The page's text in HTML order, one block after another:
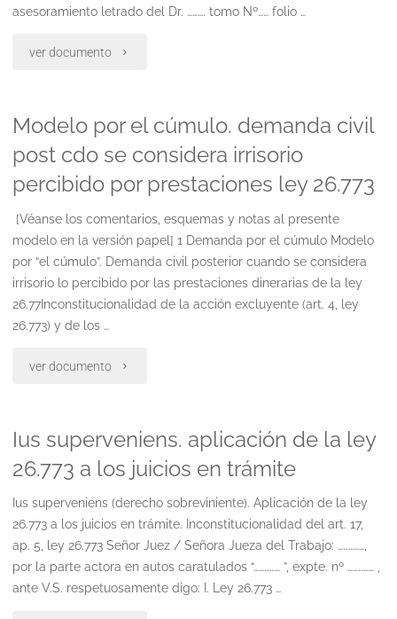
asesoramiento letrado del Dr. ………. tomo Nº…… folio …
ver documento "Pacto
distribucion
de
los
bienes,
una
vez
convivencial
(modelo
i)"
Modelo por el cúmulo. demanda civil
post cdo se considera irrisorio
percibido por prestaciones ley 26.773
[Véanse los comentarios, esquemas y notas al presente
modelo en la versión papel] 1 Demanda por el cúmulo Modelo
por “el cúmulo”. Demanda civil posterior cuando se considera
irrisorio lo percibido por las prestaciones dinerarias de la ley
26.77Inconstitucionalidad de la acción excluyente (art. 4, ley
26.773) y de los …
ver documento "Modelo
el
cúmulo.
demanda
civil
Ius superveniens. aplicación de la ley
26.773 a los juicios en trámite
Ius superveniens (derecho sobreviniente). Aplicación de la ley
26.773 a los juicios en trámite. Inconstitucionalidad del art. 17,
ap. 5, ley 26.773 Señor Juez / Señora Jueza del Trabajo: ……………,
por la parte actora en autos caratulados “…………… ”, expte. nº …………… ,
ante V.S. respetuosamente digo: I. Ley 26.773 …